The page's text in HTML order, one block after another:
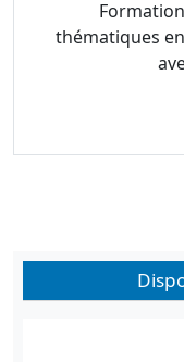
thématiques